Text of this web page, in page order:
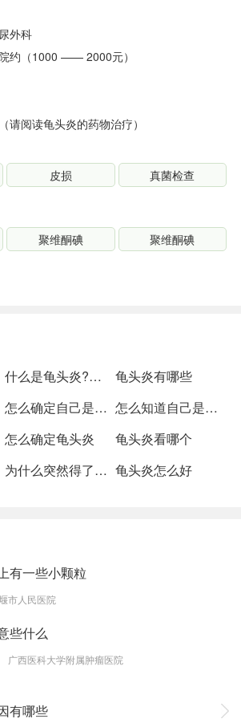
外科
约（1000 —— 2000元）
请阅读龟头炎的药物治疗）
皮损 真菌检查
聚维酮碘 聚维酮碘
什么是龟头炎?龟头炎的症状
龟头炎有哪些
怎么确定自己是不是龟头炎
怎么知道自己是不是有龟头炎
怎么确定龟头炎
龟头炎看哪个
为什么突然得了龟头炎 龟头炎怎么好
有一些小颗粒
市人民医院
些什么
广西医科大学附属肿瘤医院
有哪些